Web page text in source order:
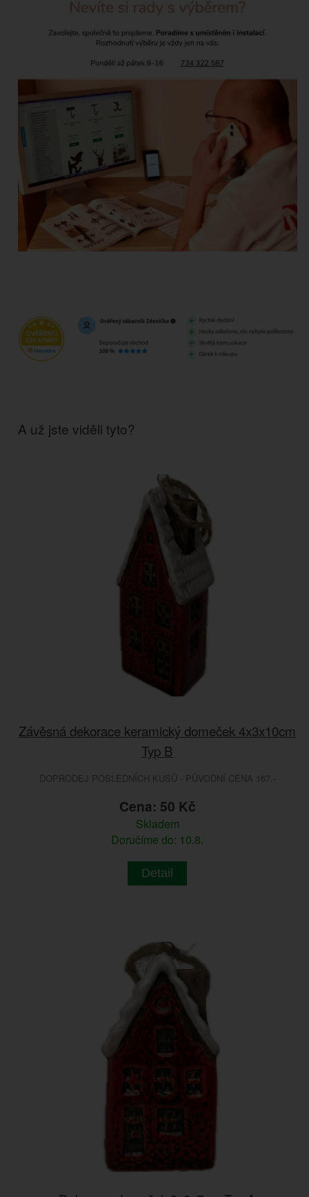
A už jste viděli tyto?
Závěsná dekorace keramický domeček 4x3x10cm
Typ B
DOPRODEJ POSLEDNÍCH KUSŮ - PŮVODNÍ CENA 167.-
Cena: 50 Kč
Skladem
Doručíme do: 10.8.
Detail